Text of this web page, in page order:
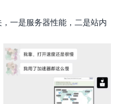
一是服务器性能，二是站内